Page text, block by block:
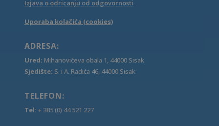
Izjava o odricanju od odgovornosti
Uporaba kolačića (cookies)
ADRESA:
Ured: Mihanovićeva obala 1, 44000 Sisak
Sjedište: S. i A. Radića 46, 44000 Sisak
TELEFON:
Tel: + 385 (0) 44 521 227